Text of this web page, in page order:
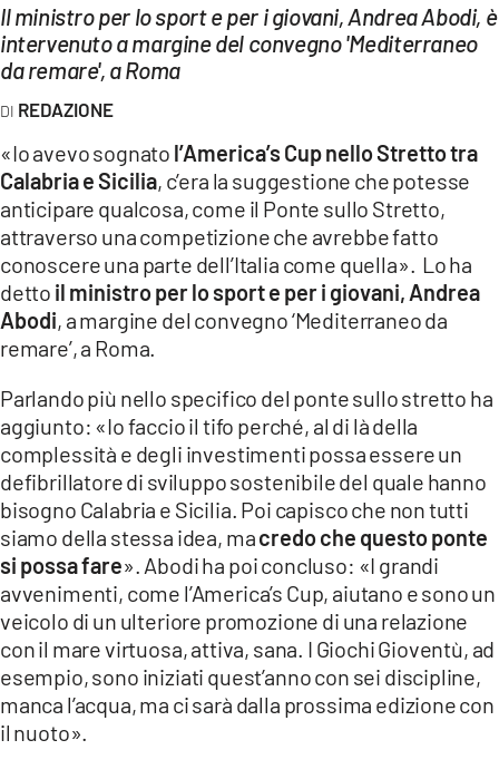
LAC TV
LAC NETWORK
LAC ONAIR
LaC
Network
LACPLAY.IT
LACTV.IT
LACONAIR.IT
ILREGGINO.IT
COSENZACHANNEL.IT
ILVIBONESE.IT
CATANZAROCHANNEL.IT
LACAPITALENEWS.IT
App
ANDROID
Il ministro per lo sport e per i giovani, Andrea Abodi, è
intervenuto a margine del convegno 'Mediterraneo
da remare', a Roma
REDAZIONE
«Io avevo sognato l’America’s Cup nello Stretto tra
Calabria e Sicilia, c’era la suggestione che potesse
anticipare qualcosa, come il Ponte sullo Stretto,
attraverso una competizione che avrebbe fatto
conoscere una parte dell’Italia come quella». Lo ha
detto il ministro per lo sport e per i giovani, Andrea
Abodi, a margine del convegno ‘Mediterraneo da
remare’, a Roma.
Parlando più nello specifico del ponte sullo stretto ha
aggiunto: «Io faccio il tifo perché, al di là della
complessità e degli investimenti possa essere un
defibrillatore di sviluppo sostenibile del quale hanno
bisogno Calabria e Sicilia. Poi capisco che non tutti
siamo della stessa idea, macredo che questo ponte
si possa fare». Abodi ha poi concluso: «I grandi
avvenimenti, come l’America’s Cup, aiutano e sono un
veicolo di un ulteriore promozione di una relazione
con il mare virtuosa, attiva, sana. I Giochi Gioventù, ad
esempio, sono iniziati quest’anno con sei discipline,
manca l’acqua, ma ci sarà dalla prossima edizione con
il nuoto».